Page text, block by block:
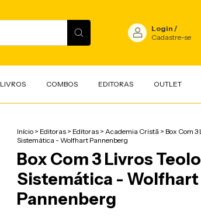
Login /
Cadastre-se
LIVROS COMBOS EDITORAS OUTLET
Início > Editoras > Editoras > Academia Cristã > Box Com 3
Sistemática - Wolfhart Pannenberg
Box Com 3 Livros
Sistemática - Wolfhart
Pannenberg